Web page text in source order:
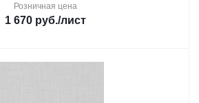
Розничная цена
1 670 руб./лист